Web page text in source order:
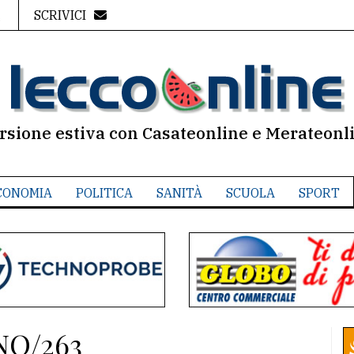
SCRIVICI
estiva con Casateonline e
POLITICA SANITÀ SCUOLA SPORT
263